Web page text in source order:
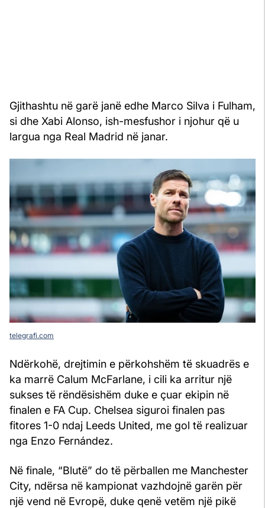
Gjithashtu në garë janë edhe Marco Silva i Fulham,
si dhe Xabi Alonso, ish-mesfushor i njohur që u
largua nga Real Madrid në janar.
telegrafi.com
Ndërkohë, drejtimin e përkohshëm të skuadrës e
ka marrë Calum McFarlane, i cili ka arritur një
sukses të rëndësishëm duke e çuar ekipin në
finalen e FA Cup. Chelsea siguroi finalen pas
fitores 1-0 ndaj Leeds United, me gol të realizuar
nga Enzo Fernández.
Në finale, “Blutë” do të përballen me Manchester
City, ndërsa në kampionat vazhdojnë garën për
një vend në Evropë, duke qenë vetëm një pikë